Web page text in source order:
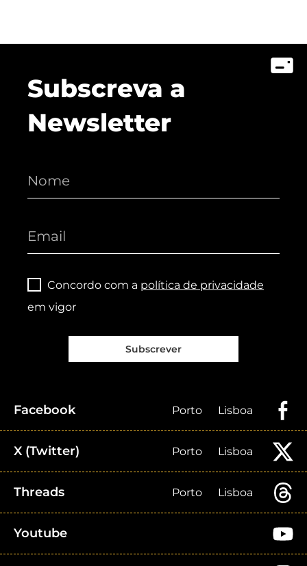
Subscreva a
Newsletter
Concordo com a política de privacidade
em vigor
Subscrever
Facebook Porto Lisboa
X (Twitter) Porto Lisboa
Threads Porto Lisboa
Youtube